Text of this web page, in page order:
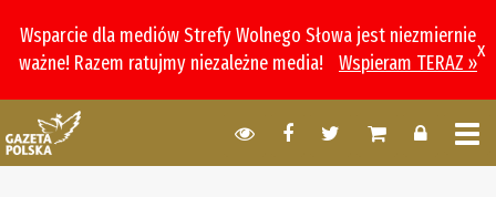
Wsparcie dla mediów Strefy Wolnego Słowa jest niezmiernie
ważne! Razem ratujmy niezależne media!
Wspieram TERAZ »
x